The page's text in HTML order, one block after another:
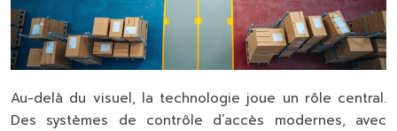
Au-delà du visuel, la technologie joue un rôle central.
Des systèmes de contrôle d’accès modernes, avec